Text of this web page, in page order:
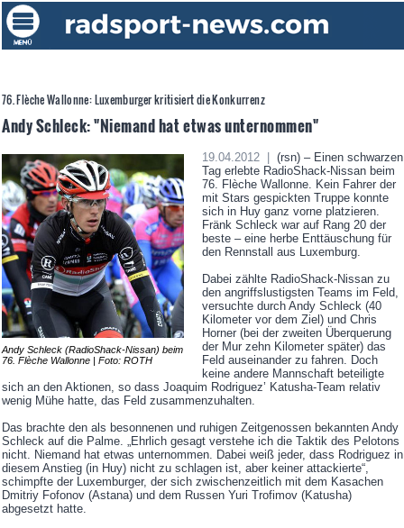
76. Flèche Wallonne: Luxemburger kritisiert die Konkurrenz
Andy Schleck: "Niemand hat etwas unternommen"
Andy Schleck (RadioShack-Nissan) beim
76. Flèche Wallonne | Foto: ROTH
19.04.2012 |
(rsn) – Einen schwarzen
Tag erlebte RadioShack-Nissan beim
76. Flèche Wallonne. Kein Fahrer der
mit Stars gespickten Truppe konnte
sich in Huy ganz vorne platzieren.
Fränk Schleck war auf Rang 20 der
beste – eine herbe Enttäuschung für
den Rennstall aus Luxemburg.
Dabei zählte RadioShack-Nissan zu
den angriffslustigsten Teams im Feld,
versuchte durch Andy Schleck (40
Kilometer vor dem Ziel) und Chris
Horner (bei der zweiten Überquerung
der Mur zehn Kilometer später) das
Feld auseinander zu fahren. Doch
keine andere Mannschaft beteiligte
sich an den Aktionen, so dass Joaquim Rodriguez’ Katusha-Team relativ
wenig Mühe hatte, das Feld zusammenzuhalten.
Das brachte den als besonnenen und ruhigen Zeitgenossen bekannten Andy
Schleck auf die Palme. „Ehrlich gesagt verstehe ich die Taktik des Pelotons
nicht. Niemand hat etwas unternommen. Dabei weiß jeder, dass Rodriguez in
diesem Anstieg (in Huy) nicht zu schlagen ist, aber keiner attackierte“,
schimpfte der Luxemburger, der sich zwischenzeitlich mit dem Kasachen
Dmitriy Fofonov (Astana) und dem Russen Yuri Trofimov (Katusha)
abgesetzt hatte.